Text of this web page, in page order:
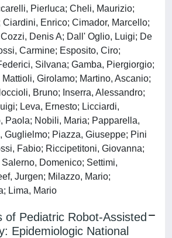
Pierluca; Cheli, Maurizio;
Enrico; Cimador, Marcello;
Denis A; Dall' Oglio, Luigi; De
Carmine; Esposito, Ciro;
Silvana; Gamba, Piergiorgio;
Girolamo; Martino, Ascanio;
Bruno; Inserra, Alessandro;
Leva, Ernesto; Licciardi,
Paola; Nobili, Maria; Papparella,
Guglielmo; Piazza, Giuseppe; Pini
Fabio; Riccipetitoni, Giovanna;
Domenico; Settimi,
Jurgen; Milazzo, Mario;
Lima, Mario
of Pediatric Robot-Assisted
Epidemiologic National